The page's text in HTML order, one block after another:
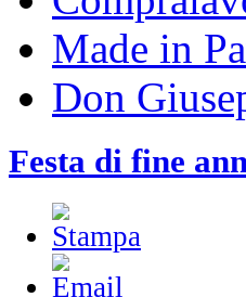
Made in
Don
Festa di fine